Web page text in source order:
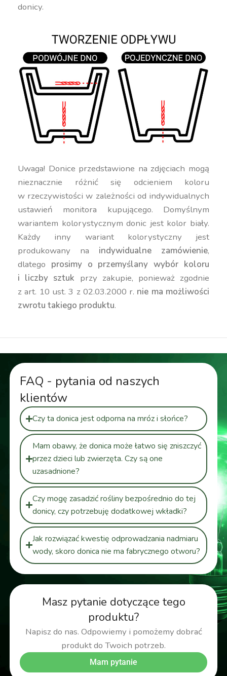
donicy.
Uwaga! Donice przedstawione na zdjęciach mogą
nieznacznie różnić się odcieniem koloru
w rzeczywistości w zależności od indywidualnych
ustawień monitora kupującego. Domyślnym
wariantem kolorystycznym donic jest kolor biały.
Każdy inny wariant kolorystyczny jest
produkowany na indywidualne zamówienie,
dlatego prosimy o przemyślany wybór koloru
i liczby sztuk przy zakupie, ponieważ zgodnie
z art. 10 ust. 3 z 02.03.2000 r. nie ma możliwości
zwrotu takiego produktu.
Masz pytanie dotyczące tego
produktu?
Napisz do nas. Odpowiemy i pomożemy dobrać
produkt do Twoich potrzeb.
Mam pytanie
FAQ - pytania od naszych
klientów
Czy ta donica jest odporna na mróz i słońce?
Mam obawy, że donica może łatwo się zniszczyć
przez dzieci lub zwierzęta. Czy są one
uzasadnione?
Czy mogę zasadzić rośliny bezpośrednio do tej
donicy, czy potrzebuję dodatkowej wkładki?
Jak rozwiązać kwestię odprowadzania nadmiaru
wody, skoro donica nie ma fabrycznego otworu?